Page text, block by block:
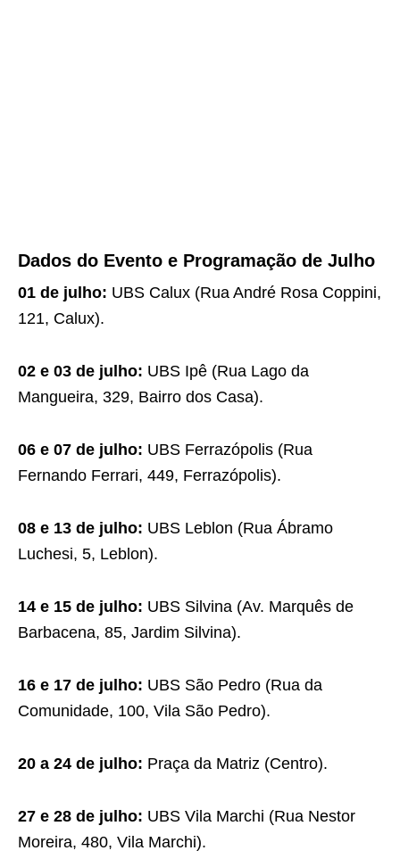
Dados do Evento e Programação de Julho
01 de julho: UBS Calux (Rua André Rosa Coppini,
121, Calux).
02 e 03 de julho: UBS Ipê (Rua Lago da
Mangueira, 329, Bairro dos Casa).
06 e 07 de julho: UBS Ferrazópolis (Rua
Fernando Ferrari, 449, Ferrazópolis).
08 e 13 de julho: UBS Leblon (Rua Ábramo
Luchesi, 5, Leblon).
14 e 15 de julho: UBS Silvina (Av. Marquês de
Barbacena, 85, Jardim Silvina).
16 e 17 de julho: UBS São Pedro (Rua da
Comunidade, 100, Vila São Pedro).
20 a 24 de julho: Praça da Matriz (Centro).
27 e 28 de julho: UBS Vila Marchi (Rua Nestor
Moreira, 480, Vila Marchi).